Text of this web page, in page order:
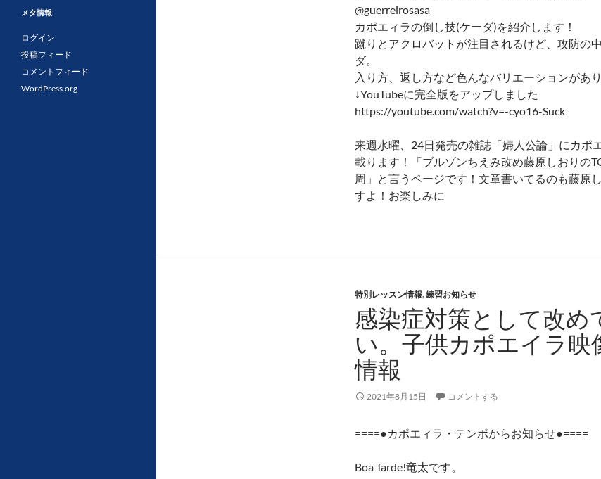
@guerreirosasa
カポエィラの倒し技(ケーダ)を紹介します！
蹴りとアクロバットが注目されるけど、攻防の
ダ。
入り方、返し方など色んなバリエーションがあり
↓YouTubeに完全版をアップしました
https://youtube.com/watch?v=-cyo16-Suck
来週水曜、24日発売の雑誌「婦人公論」にカポ
載ります！「ブルゾンちえみ改め藤原しおりの
周」と言うページです！文章書いてるのも藤原
すよ！お楽しみに
特別レッスン情報,練習お知らせ
感染症対策として改め
い。子供カポエイラ映
情報
2021年8月15日 コメントする
====●カポエィラ・テンポからお知らせ●====
Boa Tarde!竜太です。
メタ情報
ログイン
投稿フィード
コメントフィード
WordPress.org